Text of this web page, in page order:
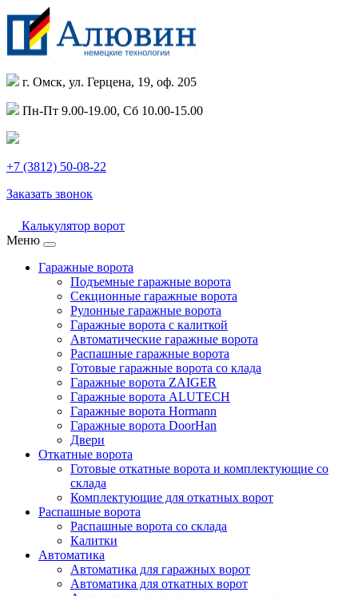
г. Омск, ул. Герцена, 19, оф. 205
Пн-Пт 9.00-19.00, Сб 10.00-15.00
+7 (3812) 50-08-22
Заказать звонок
Калькулятор ворот
Меню
Гаражные ворота
Подъемные гаражные ворота
Секционные гаражные ворота
Рулонные гаражные ворота
Гаражные ворота с калиткой
Автоматические гаражные ворота
Распашные гаражные ворота
Готовые гаражные ворота со клада
Гаражные ворота ZAIGER
Гаражные ворота ALUTECH
Гаражные ворота Hormann
Гаражные ворота DoorHan
Двери
Откатные ворота
Готовые откатные ворота и комплектующие со
склада
Комплектующие для откатных ворот
Распашные ворота
Распашные ворота со склада
Калитки
Автоматика
Автоматика для гаражных ворот
Автоматика для откатных ворот